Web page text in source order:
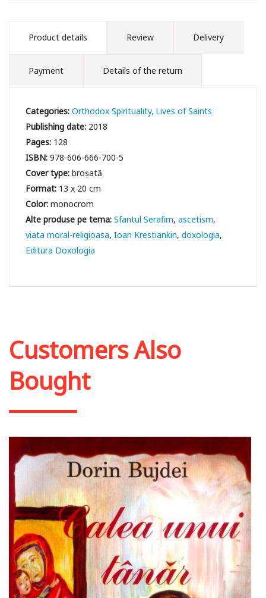
Product details Review Delivery
Payment Details of the return
Categories:Orthodox Spirituality Lives of Saints
Publishing date: 2018
Pages: 128
ISBN:978-606-666-700-5
Cover type:broșată
Format: 13 x 20 cm
Color:monocrom
Sfantul Serafim ascetism
viata moral-religioasa Ioan Krestiankin doxologia
Editura Doxologia
Customers Also
Bought